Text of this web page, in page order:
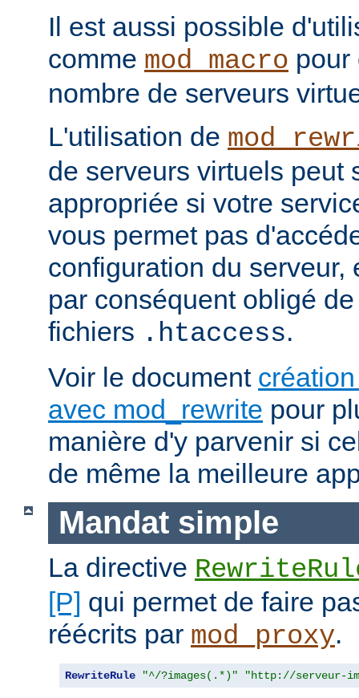
Il est aussi possible
comme mod_macro pour
nombre de serveurs
L'utilisation de
de serveurs virtuels peut
appropriée si votre
vous permet pas
configuration du serveur,
par conséquent obligé
fichiers .htaccess.
Voir le document
avec mod_rewrite pour
manière d'y parvenir si
de même la meilleure
Mandat simple
La directive
[P] qui permet de faire
réécrits par mod_proxy.
RewriteRule "^/?images(.*)" "http://serveur-